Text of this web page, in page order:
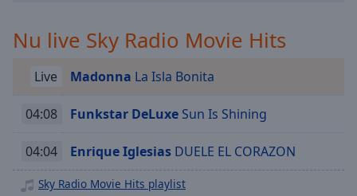
subtitles
selected
Track
Picture-
in-
Picture
Fullscreen
Sky Radio Christmas
Sky Radio Smooth Hits
Sky Radio Running Hits Stretch Relax
Nu live Sky Radio Movie Hits
Live Madonna La Isla Bonita
04:08 Funkstar DeLuxe Sun Is Shining
04:04 Enrique Iglesias DUELE EL CORAZON
Sky Radio Movie Hits playlist